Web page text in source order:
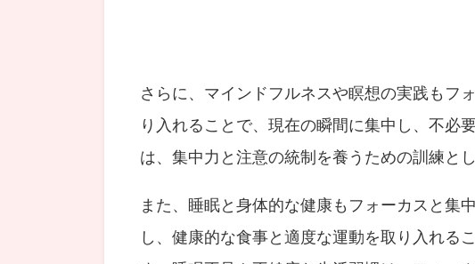
さらに、マインドフルネスや瞑想の実践もフ
り入れることで、現在の瞬間に集中し、不必
は、集中力と注意の統制を養うための訓練と
また、睡眠と身体的な健康もフォーカスと集
し、健康的な食事と適度な運動を取り入れる